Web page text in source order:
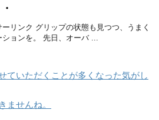
ーリンク グリップの状態も見つつ、うまく
ションを。 先日、オーバ ...
ていただくことが多くなった気がし
ませんね。